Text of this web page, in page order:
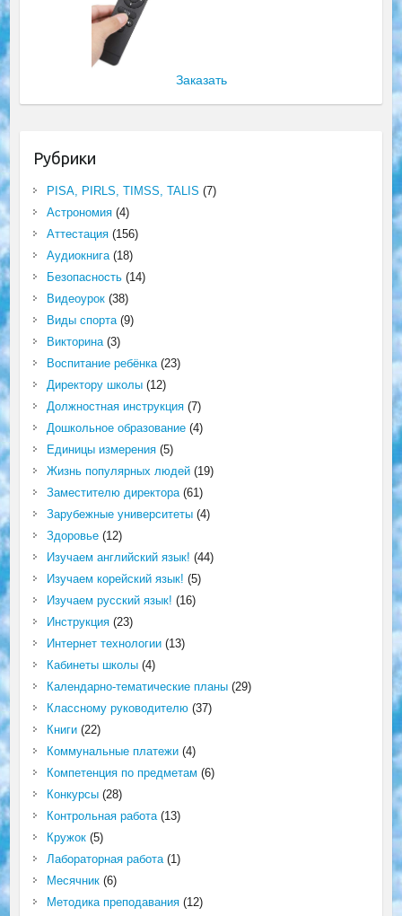
Заказать
Рубрики
PISA, PIRLS, TIMSS, TALIS (7)
Астрономия(4)
Аттестация(156)
Аудиокнига(18)
Безопасность(14)
Видеоурок(38)
Виды спорта(9)
Викторина(3)
Воспитание ребёнка(23)
Директору школы(12)
Должностная инструкция(7)
Дошкольное образование(4)
Единицы измерения(5)
Жизнь популярных людей(19)
Заместителю директора(61)
Зарубежные университеты(4)
Здоровье(12)
Изучаем английский язык! (44)
Изучаем корейский язык! (5)
Изучаем русский язык! (16)
Инструкция(23)
Интернет технологии(13)
Кабинеты школы(4)
Календарно-тематические планы(29)
Классному руководителю(37)
Книги(22)
Коммунальные платежи(4)
Компетенция по предметам (6)
Конкурсы(28)
Контрольная работа(13)
Кружок(5)
Лабораторная работа(1)
Месячник(6)
Методика преподавания(12)